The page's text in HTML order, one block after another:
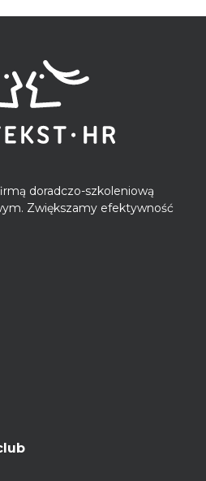
doradczo-szkoleniową
Zwiększamy efektywność